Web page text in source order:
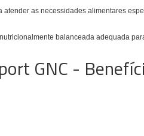
as necessidades alimentares
balanceada adequada
GNC -